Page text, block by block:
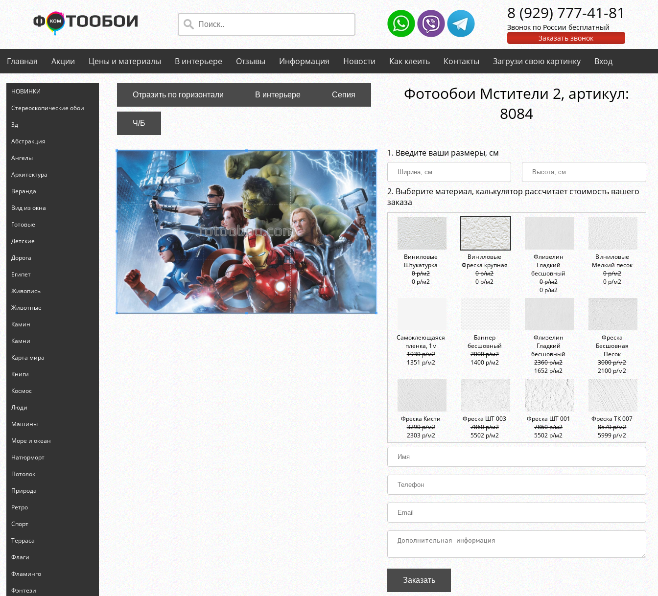
8 (929) 777-41-81
Звонок по России бесплатный
Заказать звонок
Главная Акции Цены и материалы В интерьере Отзывы Информация Новости Как клеить Контакты Загрузи свою картинку Вход
НОВИНКИ
Стереоскопические обои
3д
Абстракция
Ангелы
Архитектура
Веранда
Вид из окна
Готовые
Детские
Дорога
Египет
Живопись
Животные
Камин
Камни
Карта мира
Книги
Космос
Люди
Машины
Море и океан
Натюрморт
Потолок
Природа
Ретро
Спорт
Терраса
Флаги
Фламинго
Фэнтези
Отразить по горизонтали В интерьере Сепия
Ч/Б
Фотообои Мстители 2, aртикул:
8084
1. Введите ваши размеры, см
2. Выберите материал, калькулятор рассчитает стоимость вашего
заказа
Виниловые
Штукатурка
0 р/м2
0 р/м2
Виниловые
Фреска крупная
0 р/м2
0 р/м2
Флизелин
Гладкий
бесшовный
0 р/м2
0 р/м2
Виниловые
Мелкий песок
0 р/м2
0 р/м2
Самоклеющаяся
пленка, 1м
1930 р/м2
1351 р/м2
Баннер
бесшовный
2000 р/м2
1400 р/м2
Флизелин
Гладкий
бесшовный
2360 р/м2
1652 р/м2
Фреска
Бесшовная
Песок
3000 р/м2
2100 р/м2
Фреска Кисти
3290 р/м2
2303 р/м2
Фреска ШТ 003
7860 р/м2
5502 р/м2
Фреска ШТ 001
7860 р/м2
5502 р/м2
Фреска ТК 007
8570 р/м2
5999 р/м2
Заказать